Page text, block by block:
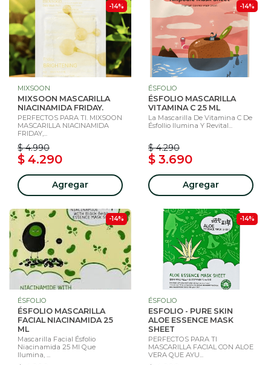
-14%
MIXSOON
MIXSOON MASCARILLA
NIACINAMIDA FRIDAY.
PERFECTOS PARA TI. MIXSOON
MASCARILLA NIACINAMIDA
FRIDAY,...
$ 4.990
$ 4.290
Agregar
-14%
ÉSFOLIO
ÉSFOLIO MASCARILLA
VITAMINA C 25 ML
La Mascarilla De Vitamina C De
Ésfollio Ilumina Y Revital...
$ 4.290
$ 3.690
Agregar
-14%
ÉSFOLIO
ÉSFOLIO MASCARILLA
FACIAL NIACINAMIDA 25
ML
Mascarilla Facial Ésfolio
Niacinamida 25 Ml Que
Ilumina, ...
-14%
ÉSFOLIO
ESFOLIO - PURE SKIN
ALOE ESSENCE MASK
SHEET
PERFECTOS PARA TI
MASCARILLA FACIAL CON ALOE
VERA QUE AYU...